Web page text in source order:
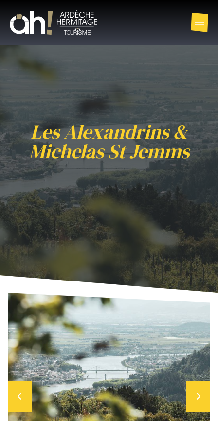
Les Alexandrins &
Michelas St Jemms